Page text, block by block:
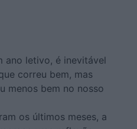
ano letivo, é inevitável
correu bem, mas
menos bem no nosso
os últimos meses, a